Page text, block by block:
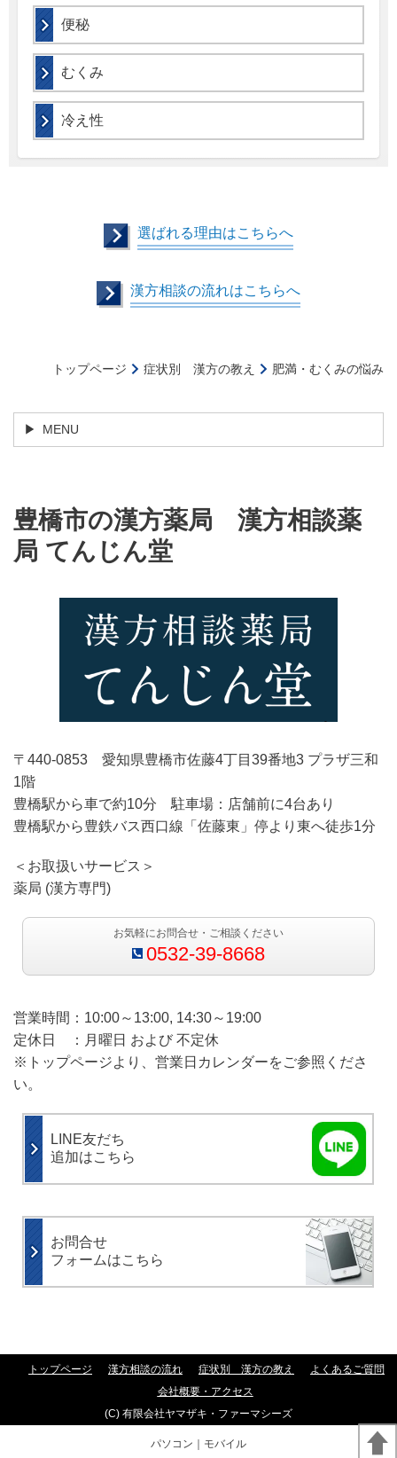
便秘
むくみ
冷え性
選ばれる理由はこちらへ
漢方相談の流れはこちらへ
トップページ 症状別 漢方の教え 肥満・むくみの悩み
MENU
豊橋市の漢方薬局
漢方相談薬
局 てんじん堂
〒440-0853 愛知県豊橋市佐藤4丁目39番地3 プラザ三和
1階
豊橋駅から車で約10分 駐車場：店舗前に4台あり
豊橋駅から豊鉄バス西口線「佐藤東」停より東へ徒歩1分
＜お取扱いサービス＞
薬局 (漢方専門)
お気軽にお問合せ・ご相談ください
0532-39-8668
営業時間：10:00～13:00, 14:30～19:00
定休日 ：月曜日 および 不定休
※トップページより、営業日カレンダーをご参照くださ
い。
LINE友だち
追加はこちら
お問合せ
フォームはこちら
(C) 有限会社ヤマザキ・ファーマシーズ
トップページ 漢方相談の流れ 症状別 漢方の教え
よくあるご質問
会社概要・アクセス
パソコン ｜モバイル